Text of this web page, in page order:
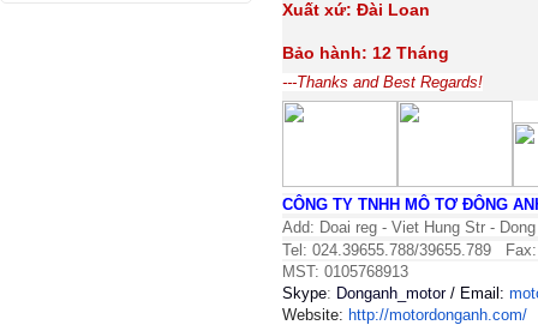
Xuất xứ: Đài Loan
Bảo hành: 12 Tháng
---Thanks and Best Regards!
CÔNG TY TNHH MÔ TƠ ĐÔNG
Add: Doai reg - Viet Hung Str -
Tel: 024.39655.788/39655.789
MST: 0105768913
Skype: Donganh_motor/ Email:
Website: http://motordonganh.com/